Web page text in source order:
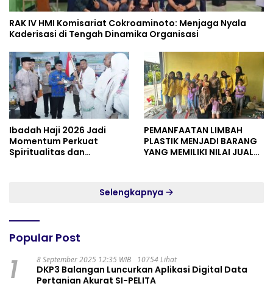
RAK IV HMI Komisariat Cokroaminoto: Menjaga Nyala
Kaderisasi di Tengah Dinamika Organisasi
Ibadah Haji 2026 Jadi
Momentum Perkuat
Spiritualitas dan
PEMANFAATAN LIMBAH
PLASTIK MENJADI BARANG
YANG MEMILIKI NILAI JUAL
Selengkapnya
Popular Post
1 8 September 2025 12:35 WIB 10754 Lihat
DKP3 Balangan Luncurkan Aplikasi Digital Data
Pertanian Akurat SI-PELITA